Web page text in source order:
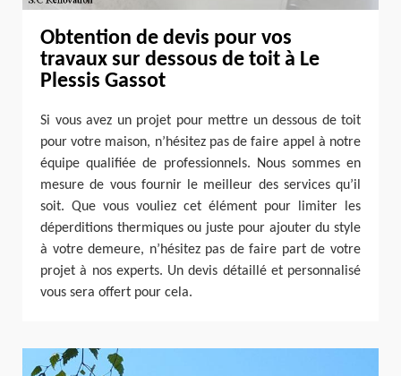
Obtention de devis pour vos
travaux sur dessous de toit à Le
Plessis Gassot
Si vous avez un projet pour mettre un dessous de toit
pour votre maison, n’hésitez pas de faire appel à notre
équipe qualifiée de professionnels. Nous sommes en
mesure de vous fournir le meilleur des services qu’il
soit. Que vous vouliez cet élément pour limiter les
déperditions thermiques ou juste pour ajouter du style
à votre demeure, n’hésitez pas de faire part de votre
projet à nos experts. Un devis détaillé et personnalisé
vous sera offert pour cela.